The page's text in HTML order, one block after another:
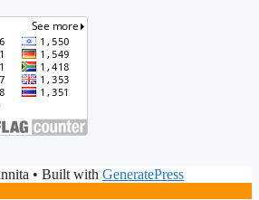
• Built with GeneratePress